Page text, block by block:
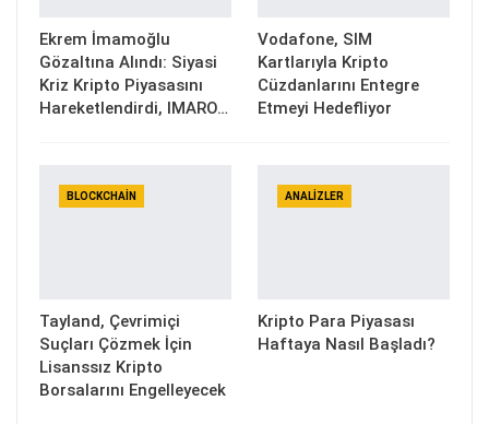
Ekrem İmamoğlu
Gözaltına Alındı: Siyasi
Kriz Kripto Piyasasını
Hareketlendirdi, IMARO…
Vodafone, SIM
Kartlarıyla Kripto
Cüzdanlarını Entegre
Etmeyi Hedefliyor
BLOCKCHAIN
Tayland, Çevrimiçi
Suçları Çözmek İçin
Lisanssız Kripto
Borsalarını Engelleyecek
ANALIZLER
Kripto Para Piyasası
Haftaya Nasıl Başladı?